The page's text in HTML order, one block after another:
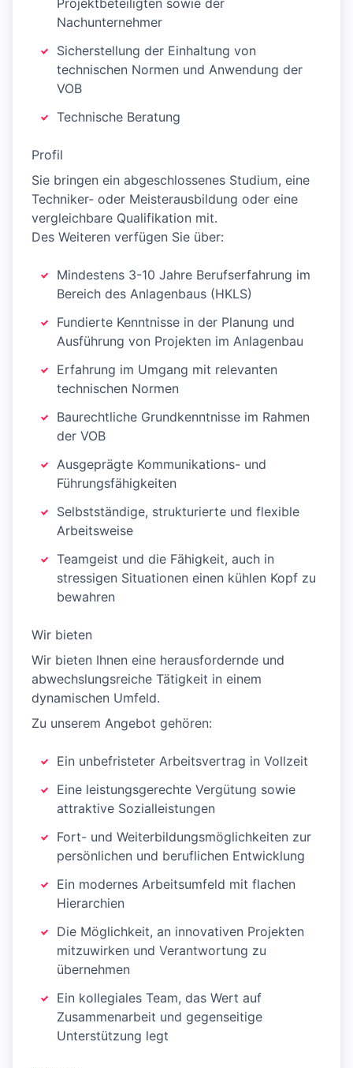
Projektbeteiligten sowie der
Nachunternehmer
Sicherstellung der Einhaltung von
technischen Normen und Anwendung der
VOB
Technische Beratung
Profil
Sie bringen ein abgeschlossenes Studium, eine
Techniker- oder Meisterausbildung oder eine
vergleichbare Qualifikation mit.
Des Weiteren verfügen Sie über:
Mindestens 3-10 Jahre Berufserfahrung im
Bereich des Anlagenbaus (HKLS)
Fundierte Kenntnisse in der Planung und
Ausführung von Projekten im Anlagenbau
Erfahrung im Umgang mit relevanten
technischen Normen
Baurechtliche Grundkenntnisse im Rahmen
der VOB
Ausgeprägte Kommunikations- und
Führungsfähigkeiten
Selbstständige, strukturierte und flexible
Arbeitsweise
Teamgeist und die Fähigkeit, auch in
stressigen Situationen einen kühlen Kopf zu
bewahren
Wir bieten
Wir bieten Ihnen eine herausfordernde und
abwechslungsreiche Tätigkeit in einem
dynamischen Umfeld.
Zu unserem Angebot gehören:
Ein unbefristeter Arbeitsvertrag in Vollzeit
Eine leistungsgerechte Vergütung sowie
attraktive Sozialleistungen
Fort- und Weiterbildungsmöglichkeiten zur
persönlichen und beruflichen Entwicklung
Ein modernes Arbeitsumfeld mit flachen
Hierarchien
Die Möglichkeit, an innovativen Projekten
mitzuwirken und Verantwortung zu
übernehmen
Ein kollegiales Team, das Wert auf
Zusammenarbeit und gegenseitige
Unterstützung legt